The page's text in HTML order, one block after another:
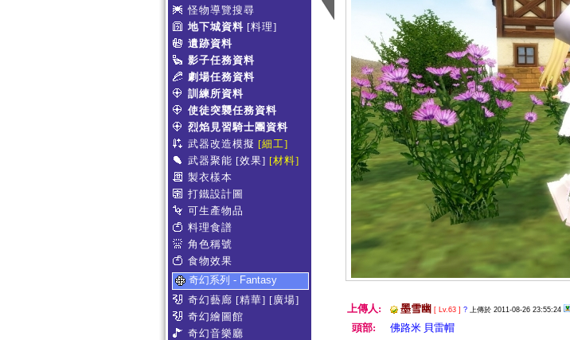
怪物導覽搜尋
地下城資料 [料理]
遺跡資料
影子任務資料
劇場任務資料
訓練所資料
使徒突襲任務資料
烈焰見習騎士團資料
武器改造模擬 [細工]
武器聚能 [效果] [材料]
製衣樣本
打鐵設計圖
可生產物品
料理食譜
角色稱號
食物效果
奇幻系列 - Fantasy
奇幻藝廊 [精華] [廣場]
奇幻繪圖館
奇幻音樂廳
上傳人: 墨雪幽 [ Lv.63 ] ? 上傳於 2011-08-26 23:55:24
頭部:
佛路米 貝雷帽